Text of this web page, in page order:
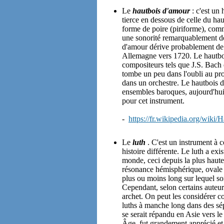
Le hautbois d'amour : c'est un
tierce en dessous de celle du
forme de poire (piriforme),
une sonorité remarquablement
d'amour dérive probablement
Allemagne vers 1720. Le
compositeurs tels que J.S.
tombe un peu dans l'oubli au
dans un orchestre. Le hautbois
ensembles baroques,
pour cet instrument.
- https://fr.wikipedia.org/wiki/
Le luth . C'est un instrument à
histoire différente. Le luth a
monde, ceci depuis la plus
résonance hémisphérique,
plus ou moins long sur lequel
Cependant, selon certains
archet. On peut les considérer
luths à manche long dans des
se serait répandu en Asie vers